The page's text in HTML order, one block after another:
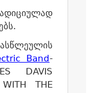
Band-
DAVIS
WITH THE